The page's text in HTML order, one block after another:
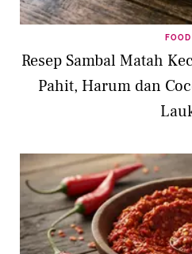
FOOD
Resep Sambal Matah
Pahit, Harum dan